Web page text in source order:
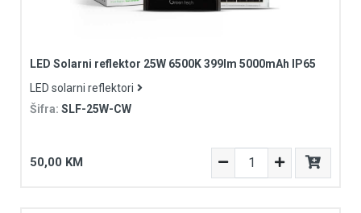
LED Solarni reflektor 25W 6500K 399lm 5000mAh IP65
LED solarni reflektori
Šifra: SLF-25W-CW
50,00 KM